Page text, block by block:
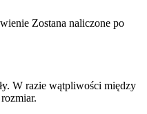
Zostana naliczone po
W razie wątpliwości między